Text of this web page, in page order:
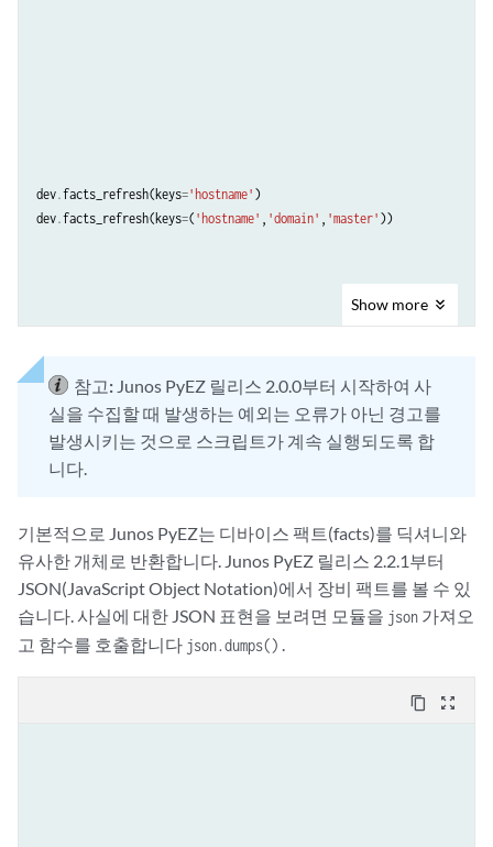
dev.facts_refresh(keys='hostname' )
dev.facts_refresh(keys=( 'hostname' 'domain' 'master' ))
Show more
참고: Junos PyEZ 릴리스 2.0.0부터 시작하여 사
실을 수집할 때 발생하는 예외는 오류가 아닌 경고를
발생시키는 것으로 스크립트가 계속 실행되도록 합
니다.
기본적으로 Junos PyEZ는 디바이스 팩트(facts)를 딕셔니와
유사한 개체로 반환합니다. Junos PyEZ 릴리스 2.2.1부터
JSON(JavaScript Object Notation)에서 장비 팩트를 볼 수 있
습니다. 사실에 대한 JSON 표현을 보려면 모듈을 json 가져오
고 함수를 호출합니다 json.dumps()
content_copy zoom_out_map